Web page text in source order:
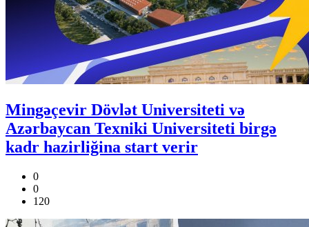
Mingəçevir Dövlət Universiteti və
Azərbaycan Texniki Universiteti birgə
kadr hazirliğina start verir
0
0
120